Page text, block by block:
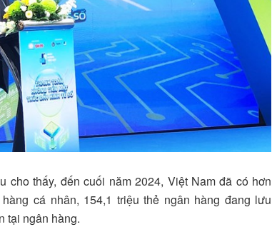
thấy, đến cuối năm 2024, Việt Nam đã có hơn
cá nhân, 154,1 triệu thẻ ngân hàng đang lưu
tại ngân hàng.